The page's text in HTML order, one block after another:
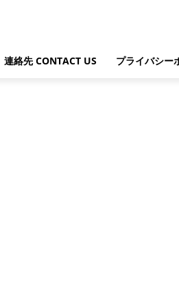
連絡先 CONTACT US プライバシー